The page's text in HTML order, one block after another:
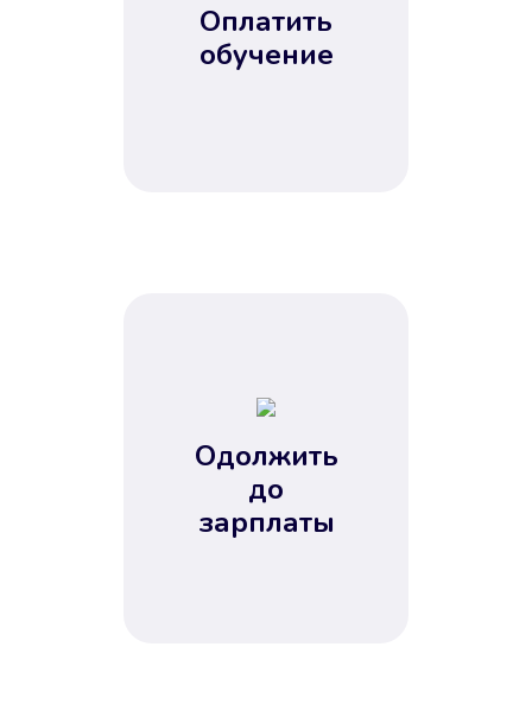
Оплатить
обучение
Одолжить
до
зарплаты